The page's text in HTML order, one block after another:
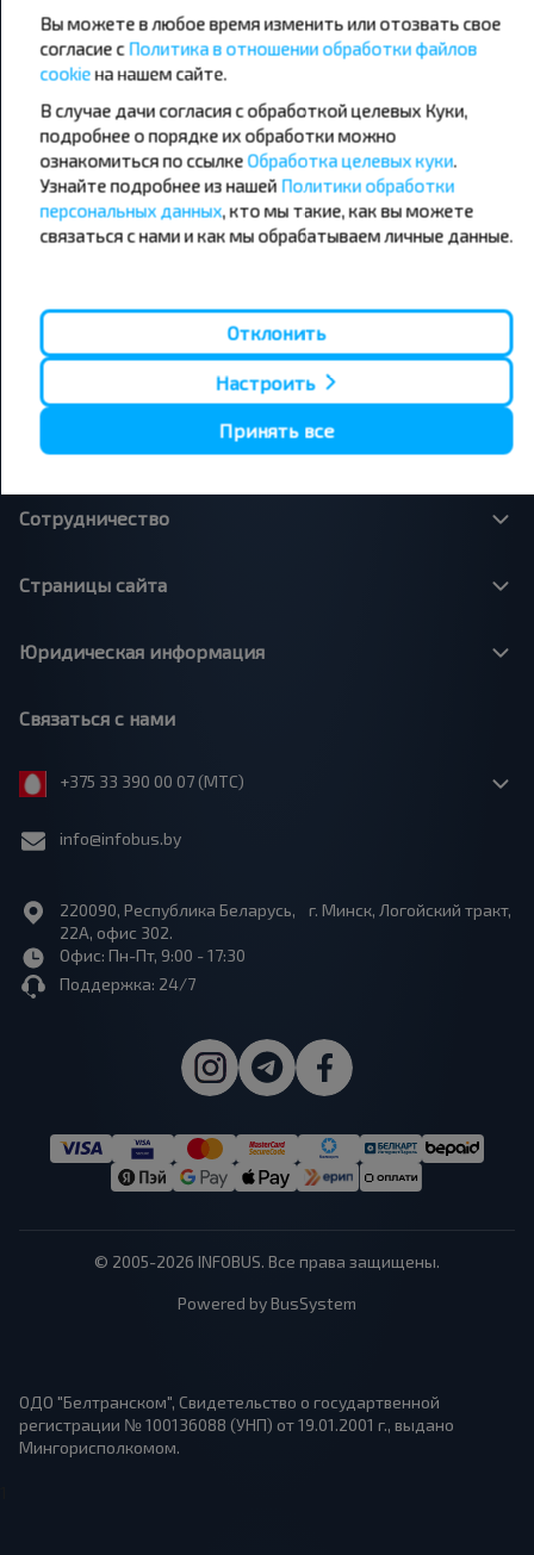
направления
Орша - Могилёв
Минск - Несвиж
Минск - Пинск
Минск - Брест
Минск - Гомель
Минск - Бобруйск
Минск - Барановичи
Брест - Беловежская Пуща
Брест - Минск
Варшава - Минск
Санкт-Петербург - Минск
Вильнюс - Минск
Минск - Вильнюс
Минск - Москва
Москва - Барановичи
О нас
Сотрудничество
Страницы сайта
Юридическая информация
Связаться с нами
+375 33 390 00 07 (МТС)
info@infobus.by
220090, Республика Беларусь, г. Минск, Логойский тракт,
22А, офис 302.
Офис: Пн-Пт, 9:00 - 17:30
Поддержка: 24/7
© 2005-2026 INFOBUS. Все права защищены.
Powered by BusSystem
ОДО "Белтранском", Свидетельство о государтвенной
регистрации № 100136088 (УНП) от 19.01.2001 г., выдано
Мингорисполкомом.
Вы можете в любое время изменить или отозвать свое
согласие сПолитика в отношении обработки файлов
cookieна нашем сайте.
В случае дачи согласия с обработкой целевых Куки,
подробнее о порядке их обработки можно
ознакомиться по ссылкеОбработка целевых куки.
Узнайте подробнее из нашей Политики обработки
персональных данных, кто мы такие, как вы можете
связаться с нами и как мы обрабатываем личные данные.
Отклонить
Настроить
Принять все